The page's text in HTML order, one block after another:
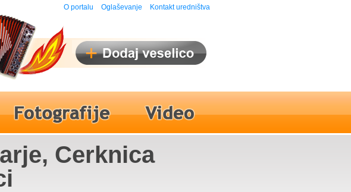
O portalu Oglaševanje Kontakt uredništva
Cerknica